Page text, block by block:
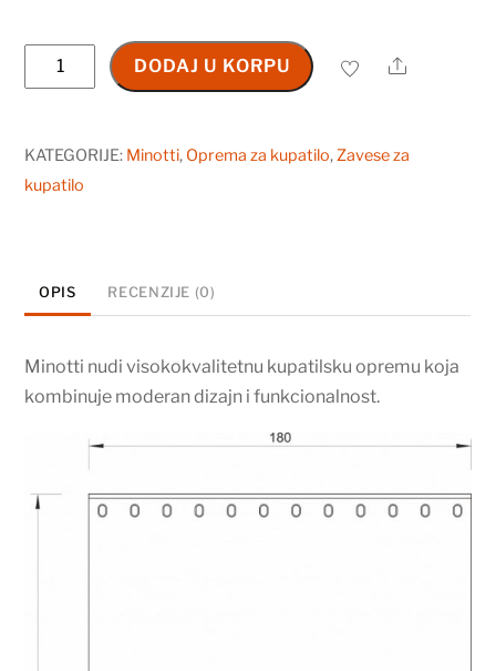
Kupatilska
zavesa
2000x1800
bež
DODAJ U KORPU Share
KATEGORIJE: Minotti, Oprema za kupatilo, Zavese za
kupatilo
OPIS RECENZIJE (0)
Minotti nudi visokokvalitetnu kupatilsku opremu koja
kombinuje moderan dizajn i funkcionalnost.